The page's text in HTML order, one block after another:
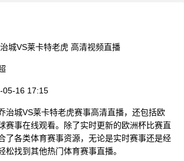
城VS莱卡特老虎 高清视频直播
05-16 17:15
治城VS莱卡特老虎赛事高清直播，还包括欧
赛事在线观看。除了实时更新的欧洲杯比赛直
了各类体育赛事资源，无论是实时赛事还是经
松找到其他热门体育赛事直播。